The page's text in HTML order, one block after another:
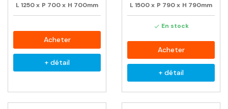
L1250x P 700x H 700mm
Acheter
+ détail
L1500x P 790x H 790mm
 En stock
Acheter
+ détail